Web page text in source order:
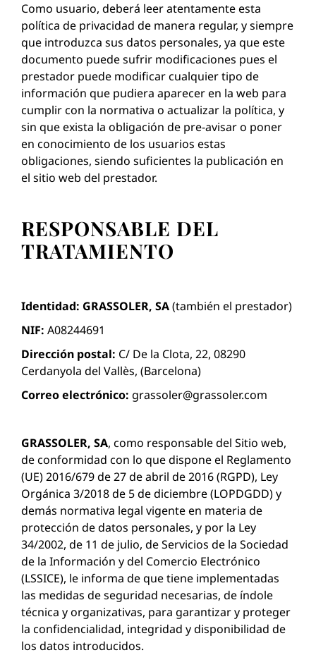
Como usuario, deberá leer atentamente esta
política de privacidad de manera regular, y siempre
que introduzca sus datos personales, ya que este
documento puede sufrir modificaciones pues el
prestador puede modificar cualquier tipo de
información que pudiera aparecer en la web para
cumplir con la normativa o actualizar la política, y
sin que exista la obligación de pre-avisar o poner
en conocimiento de los usuarios estas
obligaciones, siendo suficientes la publicación en
el sitio web del prestador.
RESPONSABLE DEL
TRATAMIENTO
Identidad: GRASSOLER, SA(también el prestador)
NIF: A08244691
Dirección postal: C/ De la Clota, 22, 08290
Cerdanyola del Vallès, (Barcelona)
Correo electrónico: grassoler@grassoler.com
GRASSOLER, SA, como responsable del Sitio web,
de conformidad con lo que dispone el Reglamento
(UE) 2016/679 de 27 de abril de 2016 (RGPD), Ley
Orgánica 3/2018 de 5 de diciembre (LOPDGDD) y
demás normativa legal vigente en materia de
protección de datos personales, y por la Ley
34/2002, de 11 de julio, de Servicios de la Sociedad
de la Información y del Comercio Electrónico
(LSSICE), le informa de que tiene implementadas
las medidas de seguridad necesarias, de índole
técnica y organizativas, para garantizar y proteger
la confidencialidad, integridad y disponibilidad de
los datos introducidos.